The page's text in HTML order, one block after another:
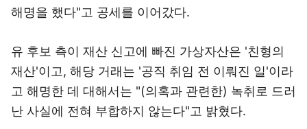
해명을 했다"고 공세를 이어갔다.
유 후보 측이 재산 신고에 빠진 가상자산은 '친형의
재산'이고, 해당 거래는 '공직 취임 전 이뤄진 일'이라
고 해명한 데 대해서는 "(의혹과 관련한) 녹취로 드러
난 사실에 전혀 부합하지 않는다"고 밝혔다.